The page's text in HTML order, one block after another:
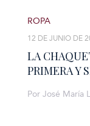
LA
PRIMERA Y
12 DE JUNIO DE
ROPA
Por José María